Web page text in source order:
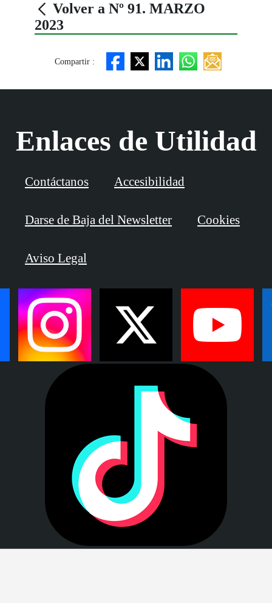
Volver a Nº 91. MARZO
2023
Compartir :
Enlaces de Utilidad
Contáctanos Accesibilidad
Darse de Baja del Newsletter Cookies
Aviso Legal